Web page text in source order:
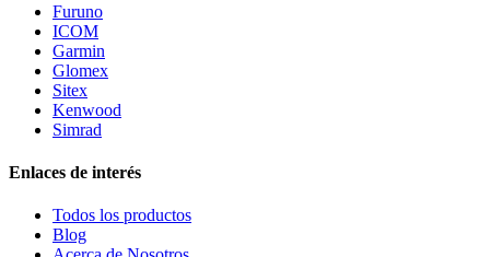
Furuno
ICOM
Garmin
Glomex
Sitex
Kenwood
Simrad
Enlaces de interés
Todos los productos
Blog